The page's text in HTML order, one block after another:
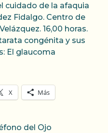
cuidado de la afaquia
Fidalgo. Centro de
16,00 horas.
congénita y sus
El glaucoma
X Más
del Ojo